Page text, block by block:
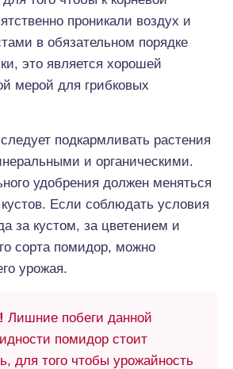
проникали воздух и
в обязательном порядке
это является хорошей
мерой для грибковых
подкармливать растения
и органическими.
удобрения должен меняться
Если соблюдать условия
за кустом, за цветением и
сорта помидор, можно
урожая.
Лишние побеги данной
помидор стоит
для того чтобы урожайность